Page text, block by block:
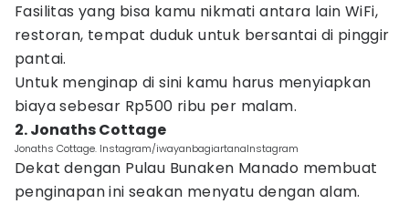
Fasilitas yang bisa kamu nikmati antara lain WiFi,
restoran, tempat duduk untuk bersantai di pinggir
pantai.
Untuk menginap di sini kamu harus menyiapkan
biaya sebesar Rp500 ribu per malam.
2. Jonaths Cottage
Jonaths Cottage. Instagram/iwayanbagiartanaInstagram
Dekat dengan Pulau Bunaken Manado membuat
penginapan ini seakan menyatu dengan alam.